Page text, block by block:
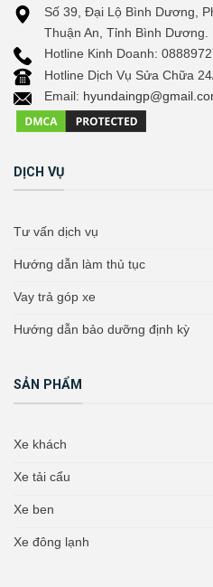
Số 39, Đại Lộ Bình Dương,
Thuận An, Tỉnh Bình Dương.
Hotline Kinh Doanh:
Hotline Dịch Vụ Sửa Chữa
Email:
DỊCH VỤ
Tư vấn dịch vụ
Hướng dẫn làm thủ tục
Vay trả góp xe
Hướng dẫn bảo dưỡng định kỳ
SẢN PHẨM
Xe khách
Xe tải cẩu
Xe ben
Xe đông lạnh